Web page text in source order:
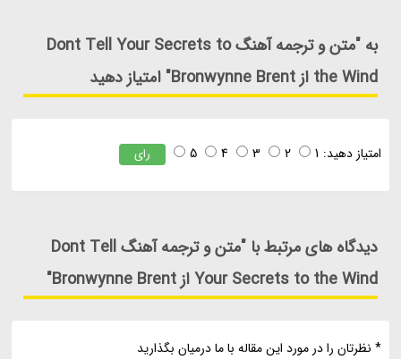
به "متن و ترجمه آهنگ Dont Tell Your Secrets to
the Wind از Bronwynne Brent" امتیاز دهید
امتیاز دهید: 1
2
3
4
5 رای
دیدگاه های مرتبط با "متن و ترجمه آهنگ Dont Tell
Your Secrets to the Wind از Bronwynne Brent"
* نظرتان را در مورد این مقاله با ما درمیان بگذارید